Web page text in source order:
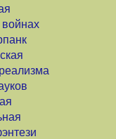
войнах